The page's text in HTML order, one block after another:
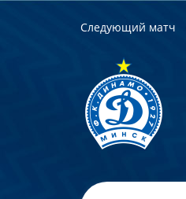
Следующий матч